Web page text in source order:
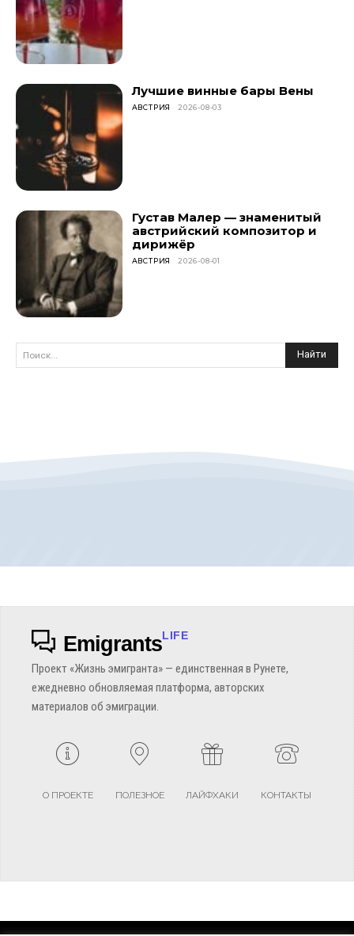
Лучшие винные бары Вены
АВСТРИЯ 2026-08-03
Густав Малер — знаменитый
австрийский композитор и
дирижёр
АВСТРИЯ 2026-08-01
Поиск... Найти
EmigrantsLIFE
Проект «Жизнь эмигранта» — единственная в Рунете,
ежедневно обновляемая платформа, авторских
материалов об эмиграции.
О ПРОЕКТЕ ПОЛЕЗНОЕ ЛАЙФХАКИ КОНТАКТЫ